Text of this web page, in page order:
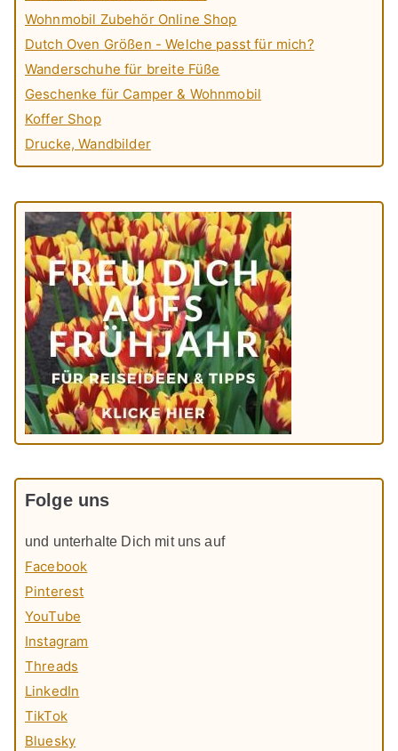
Wohnmobil Zubehör Online Shop
Dutch Oven Größen - Welche passt für mich?
Wanderschuhe für breite Füße
Geschenke für Camper & Wohnmobil
Koffer Shop
Drucke, Wandbilder
Folge uns
und unterhalte Dich mit uns auf
Facebook
Pinterest
YouTube
Instagram
Threads
LinkedIn
TikTok
Bluesky